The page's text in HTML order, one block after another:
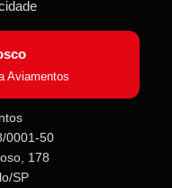
Aviamentos
0001-50
178
SP